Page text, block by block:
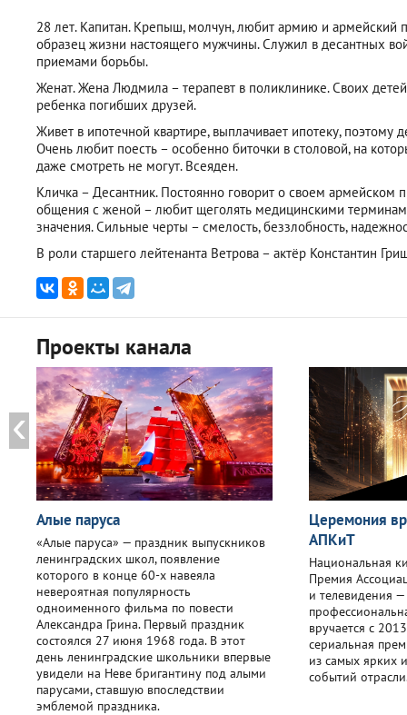
28 лет. Капитан. Крепыш, молчун, любит армию и армейский
образец жизни настоящего мужчины. Служил в десантных
приемами борьбы.
Женат. Жена Людмила – терапевт в поликлинике. Своих
ребенка погибших друзей.
Живет в ипотечной квартире, выплачивает ипотеку, поэтому
Очень любит поесть – особенно биточки в столовой, на
даже смотреть не могут. Всеяден.
Кличка – Десантник. Постоянно говорит о своем армейском
общения с женой – любит щеголять медицинскими
значения. Сильные черты – смелость, беззлобность,
В роли старшего лейтенанта Ветрова – актёр Константин
Проекты канала
Алые паруса
«Алые паруса» — праздник выпускников
ленинградских школ, появление
которого в конце 60-х навеяла
невероятная популярность
одноименного фильма по повести
Александра Грина. Первый праздник
состоялся 27 июня 1968 года. В этот
день ленинградские школьники впервые
увидели на Неве бригантину под алыми
парусами, ставшую впоследствии
эмблемой праздника.
Церемония
АПКиТ
Национальная
Премия
и телевидения
вручается с
сериальная
из самых ярких
событий